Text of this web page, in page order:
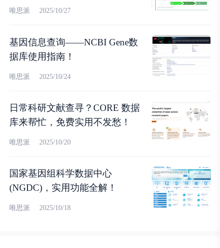
DeepPGDB！
唯思派 2025/10/27
基因信息查询——NCBI Gene数
据库使用指南！
唯思派 2025/10/24
日常科研文献查寻？CORE 数据
库来帮忙，免费实用不发愁！
唯思派 2025/10/20
国家基因组科学数据中心
(NGDC)，实用功能全解！
唯思派 2025/10/18